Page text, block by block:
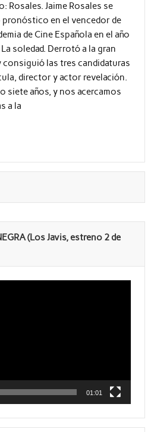
Rosales. Jaime Rosales se
en el vencedor de
de Cine Española en el año
soledad. Derrotó a la gran
las tres candidaturas
director y actor revelación.
siete años, y nos acercamos
a la
(Los Javis, estreno 2 de
01:01